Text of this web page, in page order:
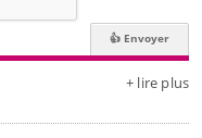
+ lire plus